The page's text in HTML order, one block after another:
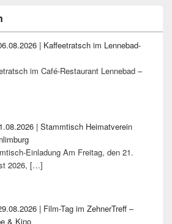
| Kaffeetratsch im Lennebad-
im Café-Restaurant Lennebad –
| Stammtisch Heimatverein
Einladung Am Freitag, den 21.
2026, […]
| Film-Tag im ZehnerTreff –
& Kino